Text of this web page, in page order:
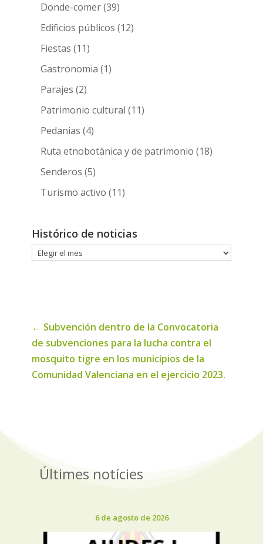
Donde-comer(39)
Edificios públicos (12)
Fiestas (11)
Gastronomia (1)
Parajes (2)
Patrimonio cultural (11)
Pedanias (4)
Ruta etnobotànica y de patrimonio (18)
Senderos (5)
Turismo activo (11)
Histórico de noticias
Histórico
← Subvención dentro de la Convocatoria
de subvenciones para la lucha contra el
mosquito tigre en los municipios de la
Comunidad Valenciana en el ejercicio 2023.
Últimes notícies
6 de agosto de 2026